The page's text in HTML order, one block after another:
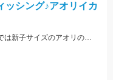
ッシング♪アオリイカ
師崎港よりフェリーで10分の離島！エギングでは新子サイズのアオリのチェイス多数！ロックフィッシュは足元を10ｇの根魚玉で狙うと効果的♪カバスキャでも釣果あり！